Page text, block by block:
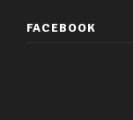
FACEBOOK